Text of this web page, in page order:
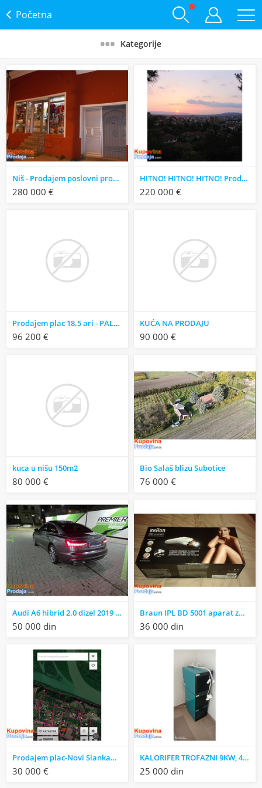
Početna
Kategorije
Niš - Prodajem poslovni prostor u Ekstra A zoni
280 000 €
HITNO! HITNO! HITNO! Prodaje se gg zemljište na manje od deset minuta od centra Niša
220 000 €
Prodajem plac 18.5 ari - PALILULA, 9.maj, Nis
96 200 €
KUĆA NA PRODAJU
90 000 €
kuca u nišu 150m2
80 000 €
Bio Salaš blizu Subotice
76 000 €
Audi A6 hibrid 2.0 dizel 2019 god
50 000 din
Braun IPL BD 5001 aparat za trajnu epilaciju
36 000 din
Prodajem plac-Novi Slankamen Janda
30 000 €
KALORIFER TROFAZNI 9KW, 400V, SA PODESAVAJUCIM TERMOMETROM ZA TEMPERATURU
25 000 din